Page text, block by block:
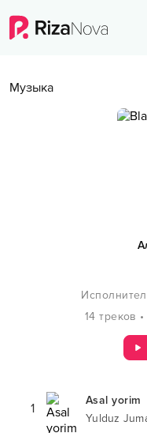
Музыка
14 треков
1
Asal yorim
Yulduz